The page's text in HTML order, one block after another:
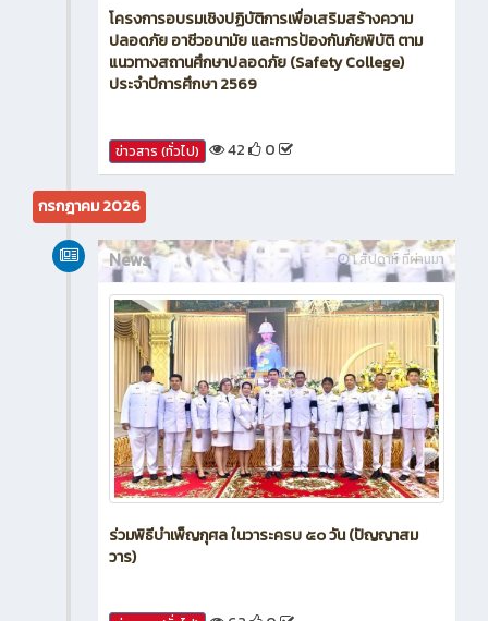
โครงการอบรมเชิงปฏิบัติการเพื่อเสริมสร้างความ
ปลอดภัย อาชีวอนามัย และการป้องกันภัยพิบัติ ตาม
แนวทางสถานศึกษาปลอดภัย (Safety College)
ประจำปีการศึกษา 2569
ข่าวสาร (ทั่วไป) 42 0
กรกฎาคม 2026
1 สัปดาห์ ที่ผ่านมา
News
ร่วมพิธีบำเพ็ญกุศล ในวาระครบ ๕๐ วัน (ปัญญาสม
วาร)